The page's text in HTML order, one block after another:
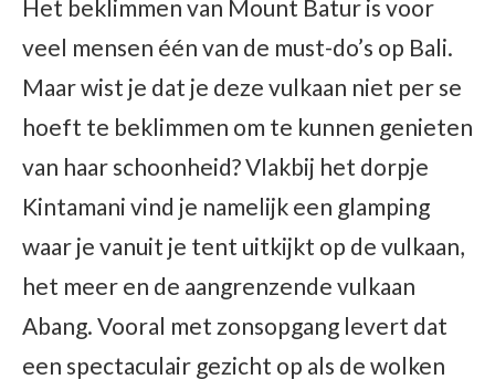
Het beklimmen van Mount Batur is voor
veel mensen één van de must-do’s op Bali.
Maar wist je dat je deze vulkaan niet per se
hoeft te beklimmen om te kunnen genieten
van haar schoonheid? Vlakbij het dorpje
Kintamani vind je namelijk een glamping
waar je vanuit je tent uitkijkt op de vulkaan,
het meer en de aangrenzende vulkaan
Abang. Vooral met zonsopgang levert dat
een spectaculair gezicht op als de wolken